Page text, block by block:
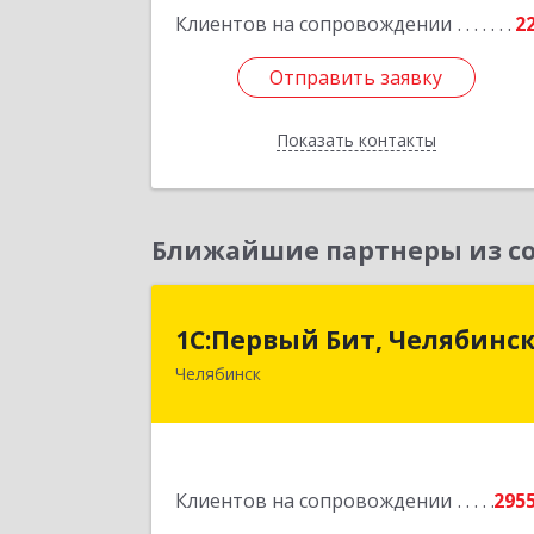
Клиентов на сопровождении
Отправить заявку
Показать контакты
Отправить заявку
Назад
Ближайшие партнеры из
1С:Первый Бит, Челябинск
Челябинск
Клиентов на сопровождении
1С:Первый Бит, Челябинск
454084, Челябинская обл, Челябинск г,